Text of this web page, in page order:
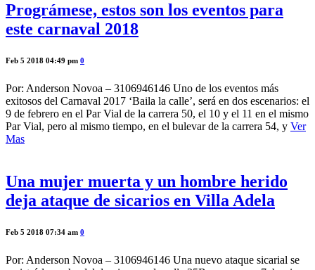
Prográmese, estos son los eventos para
este carnaval 2018
Feb 5 2018 04:49 pm 0
Por: Anderson Novoa – 3106946146 Uno de los eventos más
exitosos del Carnaval 2017 ‘Baila la calle’, será en dos escenarios: el
9 de febrero en el Par Vial de la carrera 50, el 10 y el 11 en el mismo
Par Vial, pero al mismo tiempo, en el bulevar de la carrera 54, y Ver
Mas
Una mujer muerta y un hombre herido
deja ataque de sicarios en Villa Adela
Feb 5 2018 07:34 am 0
Por: Anderson Novoa – 3106946146 Una nuevo ataque sicarial se